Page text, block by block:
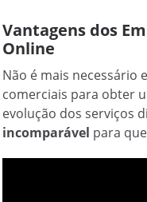
Vantagens dos
Online
Não é mais necessário
comerciais para obter
evolução dos serviços
incomparável para